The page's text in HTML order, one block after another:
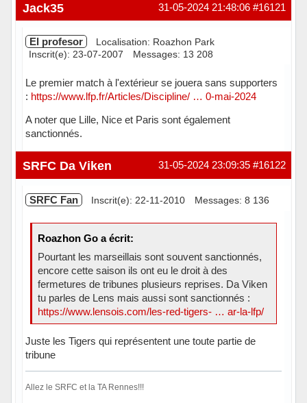
#16121
31-05-2024 21:48:06
Jack35
El profesor
Localisation: Roazhon Park
Inscrit(e): 23-07-2007
Messages: 13 208
Le premier match à l'extérieur se jouera sans supporters
: https://www.lfp.fr/Articles/Discipline/ … 0-mai-2024
A noter que Lille, Nice et Paris sont également
sanctionnés.
Hors ligne #16122
31-05-2024 23:09:35
SRFC Da Viken
SRFC Fan Inscrit(e): 22-11-2010 Messages: 8 136
Roazhon Go a écrit:
Pourtant les marseillais sont souvent sanctionnés,
encore cette saison ils ont eu le droit à des
fermetures de tribunes plusieurs reprises. Da Viken
tu parles de Lens mais aussi sont sanctionnés :
https://www.lensois.com/les-red-tigers- … ar-la-lfp/
Juste les Tigers qui représentent une toute partie de
tribune
Allez le SRFC et la TA Rennes!!!